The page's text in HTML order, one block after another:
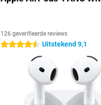
126 geverifieerde reviews
4.5 sterren Uitstekend 9,1